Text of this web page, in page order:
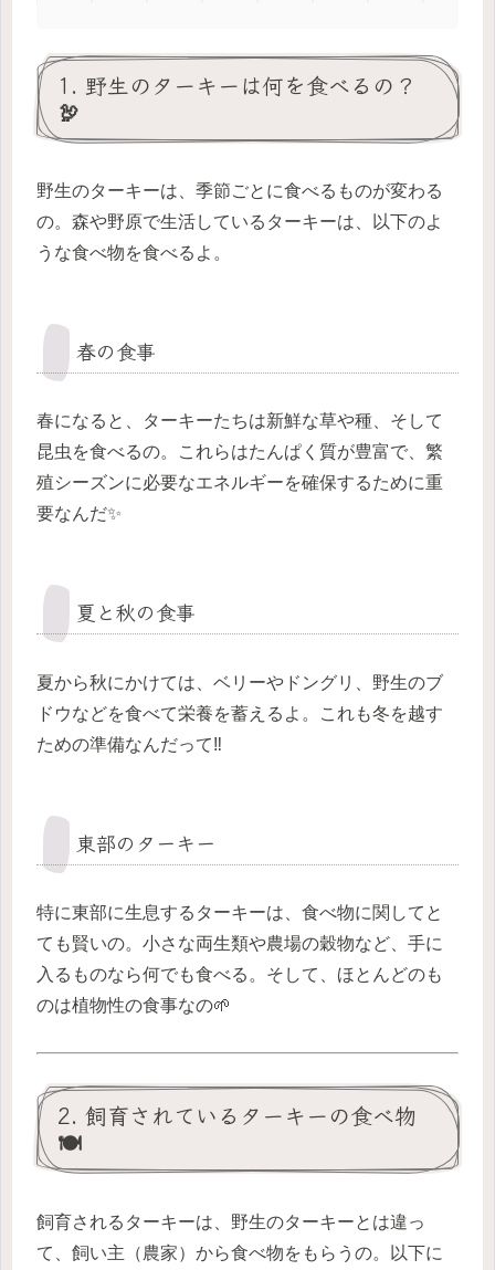
1. 野生のターキーは何を食べるの？
🦃
野生のターキーは、季節ごとに食べるものが変わる
の。森や野原で生活しているターキーは、以下のよ
うな食べ物を食べるよ。
春の食事
春になると、ターキーたちは新鮮な草や種、そして
昆虫を食べるの。これらはたんぱく質が豊富で、繁
殖シーズンに必要なエネルギーを確保するために重
要なんだ✨
夏と秋の食事
夏から秋にかけては、ベリーやドングリ、野生のブ
ドウなどを食べて栄養を蓄えるよ。これも冬を越す
ための準備なんだって‼️
東部のターキー
特に東部に生息するターキーは、食べ物に関してと
ても賢いの。小さな両生類や農場の穀物など、手に
入るものなら何でも食べる。そして、ほとんどのも
のは植物性の食事なの🌱
2. 飼育されているターキーの食べ物
🍽️
飼育されるターキーは、野生のターキーとは違っ
て、飼い主（農家）から食べ物をもらうの。以下に